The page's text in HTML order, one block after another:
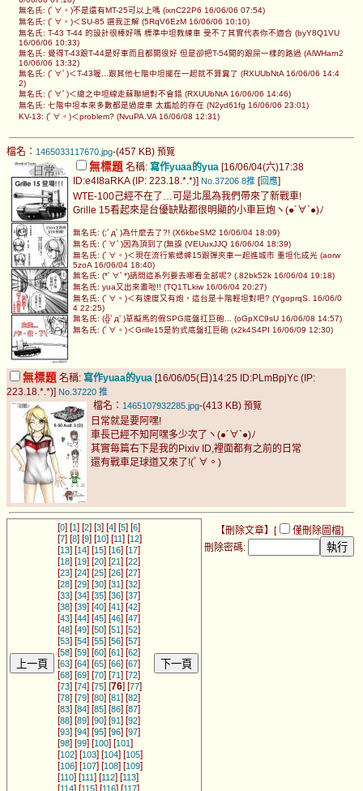
無名氏: (ﾟ∀。)不是還有MT-25可以上嗎 (ixnC22P6 16/06/06 07:54)
無名氏: (ﾟ∀。)＜SU-85 選我正解 (5RqV6EzM 16/06/06 10:10)
無名氏: T-43 T-44 的設計很棒好嗎 標準中坦教練車 受不了其實代表你不適合 (byY8Q1VU
16/06/06 10:33)
無名氏: 覺得T-43跟T-44是好車而且都開很好 但是卻把T-54開的跟屎一樣的路過 (AlWHarn2
16/06/06 13:32)
無名氏: (ﾟ∀ﾟ)＜T-43喔...跟其他七階中坦擺在一起就不算糞了 (RXUUbNtA 16/06/06 14:4
2)
無名氏: (ﾟ∀ﾟ)＜總之中坦線走蘇聯絕對不會錯 (RXUUbNtA 16/06/06 14:46)
無名氏: 七階中坦本來多數都是過度車 太尷尬的存在 (N2yd61fg 16/06/06 23:01)
KV-13: (ﾟ∀。)＜problem? (NvuPA.VA 16/06/08 12:31)
檔名： 1465033117670.jpg-(457 KB) 預覽
無標題 名稱: 寫作yuaa的yua [16/06/04(六)17:38
ID:e4I8aRKA (IP: 223.18.*.*)] No.37206 8推 [ 回應]
WTE-100己經不在了…可是北風為我們帶來了新戰車!
Grille 15看起來是台優缺點都很明顯的小車巨炮ヽ(●´∀`●)ﾉ
無名氏: (;ﾟдﾟ)為什麼去了?! (X6kbeSM2 16/06/04 18:09)
無名氏: (ﾟ∀ﾟ)因為頂到了(無誤 (VEUuxJJQ 16/06/04 18:39)
無名氏: (ﾟ∀。)＜現在流行紫蟋蟀15跟彈夾車一起進城市 重坦化成光 (aorw
5zoA 16/06/04 18:40)
無名氏: (*ﾟ∀ﾟ*)請問這系列要去哪看全部呢? (.82bk52k 16/06/04 19:18)
無名氏: yua又出來畫啦!! (TQ1TLkiw 16/06/04 20:27)
無名氏: (ﾟ∀。)＜有速度又有炮，這台是十階輕坦對吧? (YgoprqS. 16/06/0
4 22:25)
無名氏: (╬ﾟдﾟ)草擬馬的假SPG底盤扛巨砲... (oGpXC9sU 16/06/08 14:57)
無名氏: (ﾟ∀。)＜Grille15是豹式底盤扛巨砲 (x2k4S4PI 16/06/09 12:30)
無標題 名稱: 寫作yuaa的yua [16/06/05(日)14:25 ID:PLmBpjYc (IP:
223.18.*.*)] No.37220 推
檔名： 1465107932285.jpg-(413 KB) 預覽
日常就是要阿嘿!
車長已經不知阿嘿多少次了ヽ(●´∀`●)ﾉ
其實毎篇右下是我的Pixiv ID,裡面都有之前的日常
還有戰車足球道又來了!(ﾟ∀。)
【刪除文章】[ 僅刪除圖檔]
刪除密碼:
[0] [1 ] [2] [3] [4] [5] [6]
[7] [8] [9] [10] [11 ] [12]
[13] [14] [15] [16] [17]
[18] [19] [20] [21 ] [22]
[23] [24] [25] [26] [27]
[28] [29] [30] [31 ] [32]
[33] [34] [35] [36] [37]
[38] [39] [40] [41 ] [42]
[43] [44] [45] [46] [47]
[48] [49] [50] [51 ] [52]
[53] [54] [55] [56] [57]
[58] [59] [60] [61 ] [62]
[63] [64] [65] [66] [67]
[68] [69] [70] [71 ] [72]
[73] [74] [75] [76] [77]
[78] [79] [80] [81 ] [82]
[83] [84] [85] [86] [87]
[88] [89] [90] [91 ] [92]
[93] [94] [95] [96] [97]
[98] [99] [100] [101 ]
[102] [103] [104] [105]
[106] [107] [108] [109]
[110] [111 ] [112] [113]
114 115 116 117